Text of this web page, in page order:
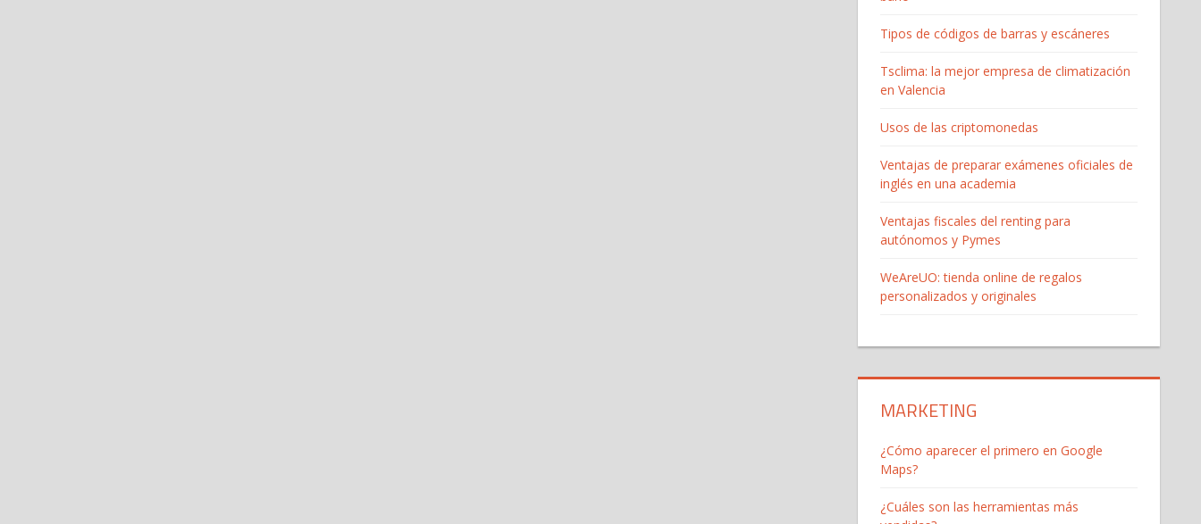
Tipos de códigos de barras y escáneres
Tsclima: la mejor empresa de climatización
en Valencia
Usos de las criptomonedas
Ventajas de preparar exámenes oficiales de
inglés en una academia
Ventajas fiscales del renting para
autónomos y Pymes
WeAreUO: tienda online de regalos
personalizados y originales
MARKETING
¿Cómo aparecer el primero en Google
Maps?
¿Cuáles son las herramientas más